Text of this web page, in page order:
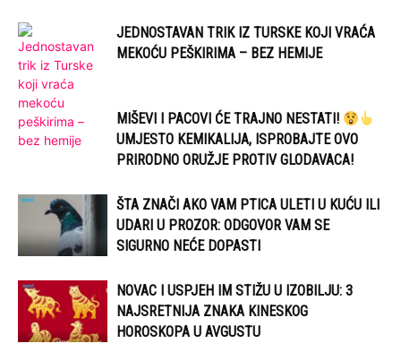
JEDNOSTAVAN TRIK IZ TURSKE KOJI VRAĆA
MEKOĆU PEŠKIRIMA – BEZ HEMIJE
MIŠEVI I PACOVI ĆE TRAJNO NESTATI!
UMJESTO KEMIKALIJA, ISPROBAJTE OVO
PRIRODNO ORUŽJE PROTIV GLODAVACA!
ŠTA ZNAČI AKO VAM PTICA ULETI U KUĆU ILI
UDARI U PROZOR: ODGOVOR VAM SE
SIGURNO NEĆE DOPASTI
NOVAC I USPJEH IM STIŽU U IZOBILJU: 3
NAJSRETNIJA ZNAKA KINESKOG
HOROSKOPA U AVGUSTU